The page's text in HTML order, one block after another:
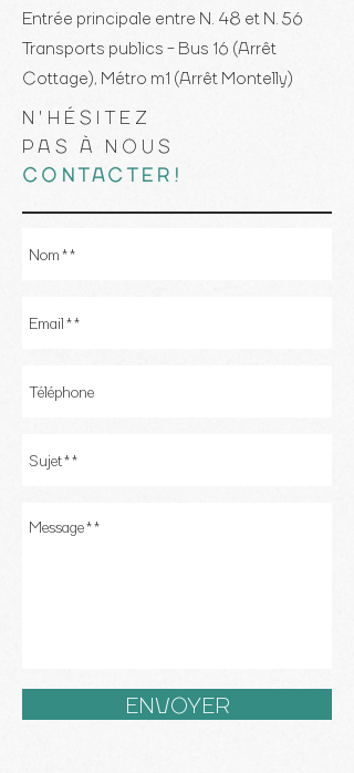
Entrée principale entre N. 48 et N. 56
Transports publics - Bus 16 (Arrêt
Cottage), Métro m1 (Arrêt Montelly)
N'HÉSITEZ
PAS À NOUS
CONTACTER!
ENVOYER